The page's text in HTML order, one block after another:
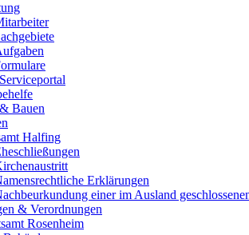
Bauen
Halfing
Erklärungen
einer im Ausland
& Verordnungen
Rosenheim